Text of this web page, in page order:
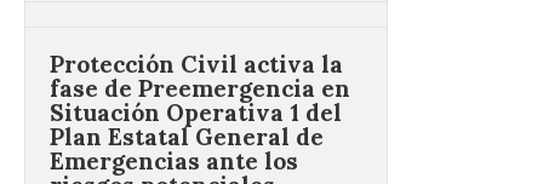
riesgos potenciales
asociados al eclipse
10 Ago 2026